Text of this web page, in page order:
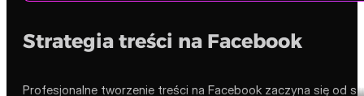
Strategia treści na Facebook
Profesjonalne tworzenie treści na Facebook zaczyna się od